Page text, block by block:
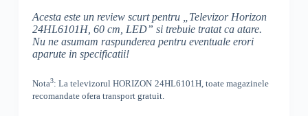
Acesta este un review scurt pentru „ Televizor Horizon
24HL6101H, 60 cm, LED” si trebuie tratat ca atare.
Nu ne asumam raspunderea pentru eventuale erori
aparute in specificatii!
Nota3: La televizorul HORIZON 24HL6101H, toatemagazinele
recomandate ofera transport gratuit.